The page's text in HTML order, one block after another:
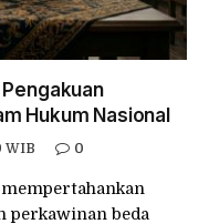
Hukum Nasional
WIB 0
perkawinan beda